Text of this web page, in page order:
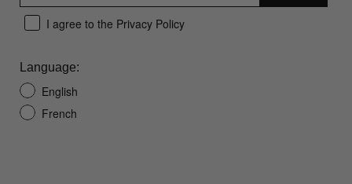
I agree to the Privacy Policy
Language:
English
French